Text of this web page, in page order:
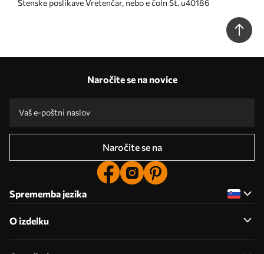
Stenske poslikave Vretenčar, nebo e čoln Št. u40186
Naročite se na novice
Naročite se na
Sprememba jezika
O izdelku